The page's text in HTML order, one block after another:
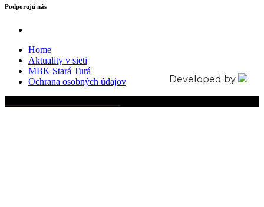
Podporujú nás
Home
Aktuality v sieti
MBK Stará Turá
Ochrana osobných údajov
Developed by